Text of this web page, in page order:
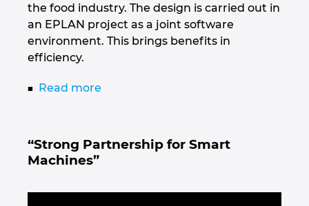
the food industry. The design is carried out in
an EPLAN project as a joint software
environment. This brings benefits in
efficiency.
Read more
“Strong Partnership for Smart
Machines”